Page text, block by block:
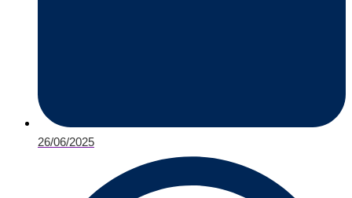
26/06/2025